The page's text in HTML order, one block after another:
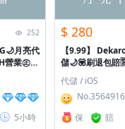
252
月亮代
營業㊣專
5小時
$ 280
【9.99】
儲🌙💟刷退包賠
業快速📢售後有
代儲 / iOS
No.3564916
保
賠